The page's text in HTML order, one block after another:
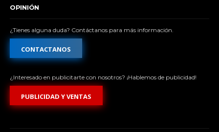
OPINIÓN
¿Tienes alguna duda? Contáctanos para más información.
CONTACTANOS
¿Interesado en publicitarte con nosotros? ¡Hablemos de publicidad!
PUBLICIDAD Y VENTAS